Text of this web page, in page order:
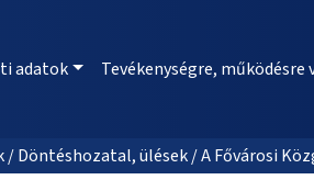
adatok Tevékenységre,
Döntéshozatal, ülések / A Fővárosi